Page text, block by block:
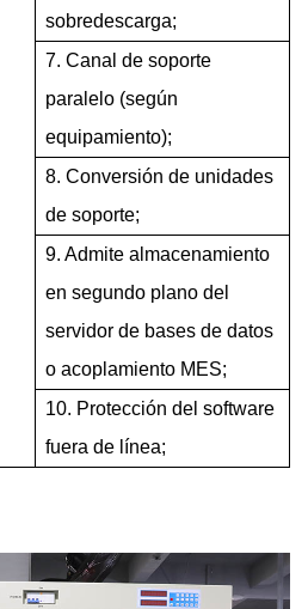
sobredescarga;
7. Canal de soporte
paralelo (según
equipamiento);
8. Conversión de unidades
de soporte;
9. Admite almacenamiento
en segundo plano del
servidor de bases de datos
o acoplamiento MES;
10. Protección del software
fuera de línea;